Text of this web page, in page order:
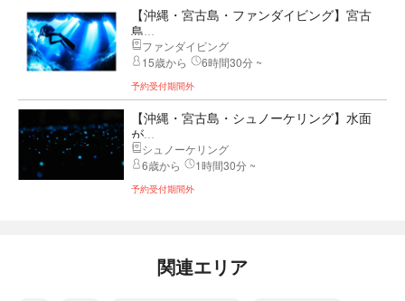
【沖縄・宮古島・ファンダイビング】宮古
島...
ファンダイビング
15歳から
6時間30分 ~
予約受付期間外
【沖縄・宮古島・シュノーケリング】水面
が...
シュノーケリング
6歳から
1時間30分 ~
予約受付期間外
関連エリア